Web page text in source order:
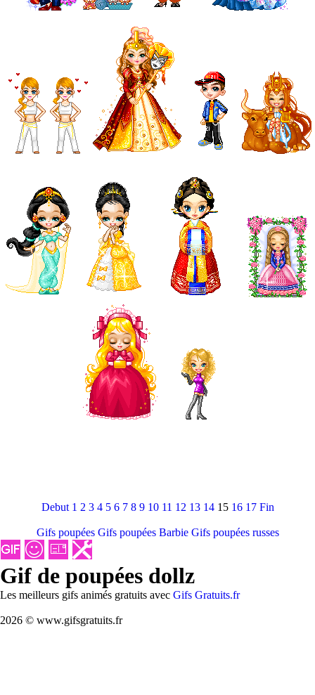
Debut 1 2 3 4 5 6 7 8 9 10 11 12 13 14 15 16 17 Fin
Gifs poupées Gifs poupées Barbie Gifs poupées russes
Gif de poupées dollz
Les meilleurs gifs animés gratuits avec Gifs Gratuits.fr
2026 © www.gifsgratuits.fr